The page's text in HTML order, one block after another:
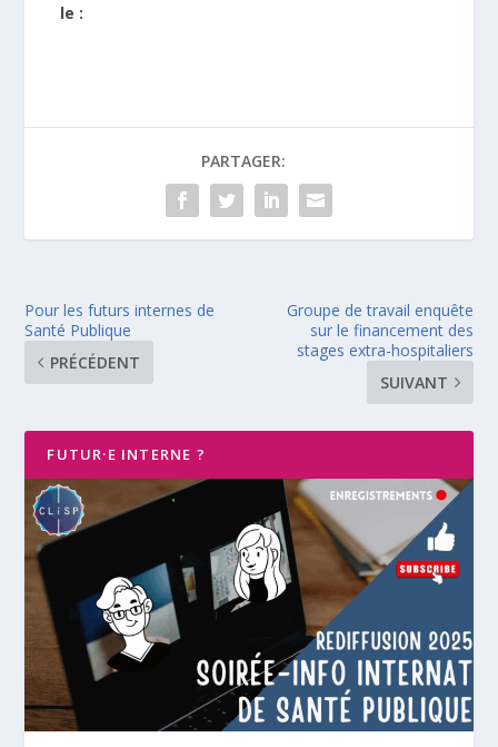
le :
PARTAGER:
Pour les futurs internes de
Santé Publique
PRÉCÉDENT
Groupe de travail enquête
sur le financement des
stages extra-hospitaliers
SUIVANT
FUTUR·E INTERNE ?